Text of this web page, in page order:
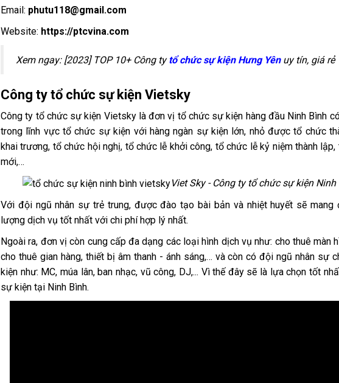
Email: phutu118@gmail.com
Website: https://ptcvina.com
Xem ngay: [2023] TOP 10+ Công tytổ chức sự kiện Hưng Yênuy tín, giá rẻ
Công ty tổ chức sự kiện Vietsky
Công ty tổ chức sự kiện Vietsky là đơn vị tổ chức sự kiện hàng đầu Ninh Bình
trong lĩnh vực tổ chức sự kiện với hàng ngàn sự kiện lớn, nhỏ được tổ chức
khai trương, tổ chức hội nghị, tổ chức lễ khởi công, tổ chức lễ kỷ niệm thành
mới,…
Viet Sky - Công ty tổ chức sự kiện
Với đội ngũ nhân sự trẻ trung, được đào tạo bài bản và nhiệt huyết sẽ mang
lượng dịch vụ tốt nhất với chi phí hợp lý nhất.
Ngoài ra, đơn vị còn cung cấp đa dạng các loại hình dịch vụ như: cho thuê màn
cho thuê gian hàng, thiết bị âm thanh - ánh sáng,… và còn có đội ngũ nhân sự
kiện như: MC, múa lân, ban nhạc, vũ công, DJ,... Vì thế đây sẽ là lựa chọn tốt
sự kiện tại Ninh Bình.